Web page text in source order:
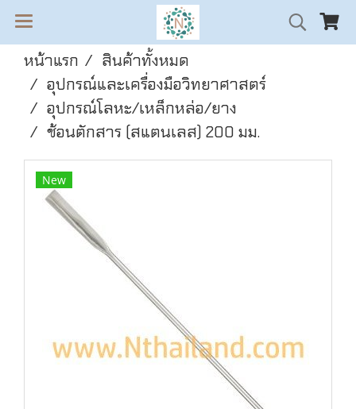
หน้าแรก
สินค้าทั้งหมด
อุปกรณ์และเครื่องมือวิทยาศาสตร์
อุปกรณ์โลหะ/เหล็กหล่อ/ยาง
ช้อนตักสาร (สแตนเลส) 200 มม.
New